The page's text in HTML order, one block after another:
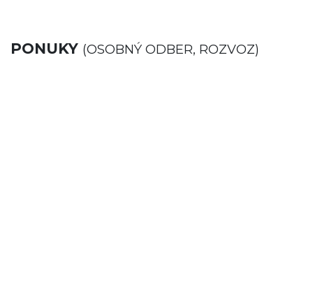
PONUKY (OSOBNÝ ODBER, ROZVOZ)